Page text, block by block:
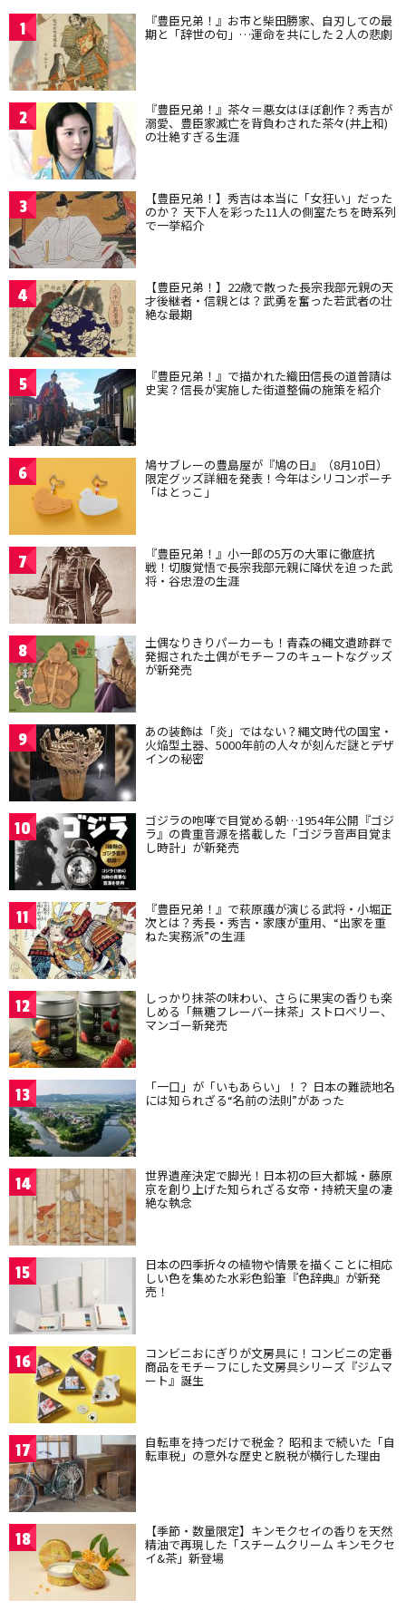
1 『豊臣兄弟！』お市と柴田勝家、自刃しての最
期と「辞世の句」…運命を共にした２人の悲劇
2 『豊臣兄弟！』茶々＝悪女はほぼ創作？秀吉が
溺愛、豊臣家滅亡を背負わされた茶々(井上和)
の壮絶すぎる生涯
3 【豊臣兄弟！】秀吉は本当に「女狂い」だった
のか？ 天下人を彩った11人の側室たちを時系列
で一挙紹介
4 【豊臣兄弟！】22歳で散った長宗我部元親の天
才後継者・信親とは？武勇を奮った若武者の壮
絶な最期
5 『豊臣兄弟！』で描かれた織田信長の道普請は
史実？信長が実施した街道整備の施策を紹介
6 鳩サブレーの豊島屋が『鳩の日』（8月10日）
限定グッズ詳細を発表！今年はシリコンポーチ
「はとっこ」
7 『豊臣兄弟！』小一郎の5万の大軍に徹底抗
戦！切腹覚悟で長宗我部元親に降伏を迫った武
将・谷忠澄の生涯
8 土偶なりきりパーカーも！青森の縄文遺跡群で
発掘された土偶がモチーフのキュートなグッズ
が新発売
9 あの装飾は「炎」ではない？縄文時代の国宝・
火焔型土器、5000年前の人々が刻んだ謎とデザ
インの秘密
10 ゴジラの咆哮で目覚める朝…1954年公開『ゴジ
ラ』の貴重音源を搭載した「ゴジラ音声目覚ま
し時計」が新発売
11 『豊臣兄弟！』で萩原護が演じる武将・小堀正
次とは？秀長・秀吉・家康が重用、“出家を重
ねた実務派”の生涯
12 しっかり抹茶の味わい、さらに果実の香りも楽
しめる「無糖フレーバー抹茶」ストロベリー、
マンゴー新発売
13 「一口」が「いもあらい」！？ 日本の難読地名
には知られざる“名前の法則”があった
14 世界遺産決定で脚光！日本初の巨大都城・藤原
京を創り上げた知られざる女帝・持統天皇の凄
絶な執念
15 日本の四季折々の植物や情景を描くことに相応
しい色を集めた水彩色鉛筆『色辞典』が新発
売！
16 コンビニおにぎりが文房具に！コンビニの定番
商品をモチーフにした文房具シリーズ『ジムマ
ート』誕生
17 自転車を持つだけで税金？ 昭和まで続いた「自
転車税」の意外な歴史と脱税が横行した理由
18 【季節・数量限定】キンモクセイの香りを天然
精油で再現した「スチームクリーム キンモクセ
イ&茶」新登場